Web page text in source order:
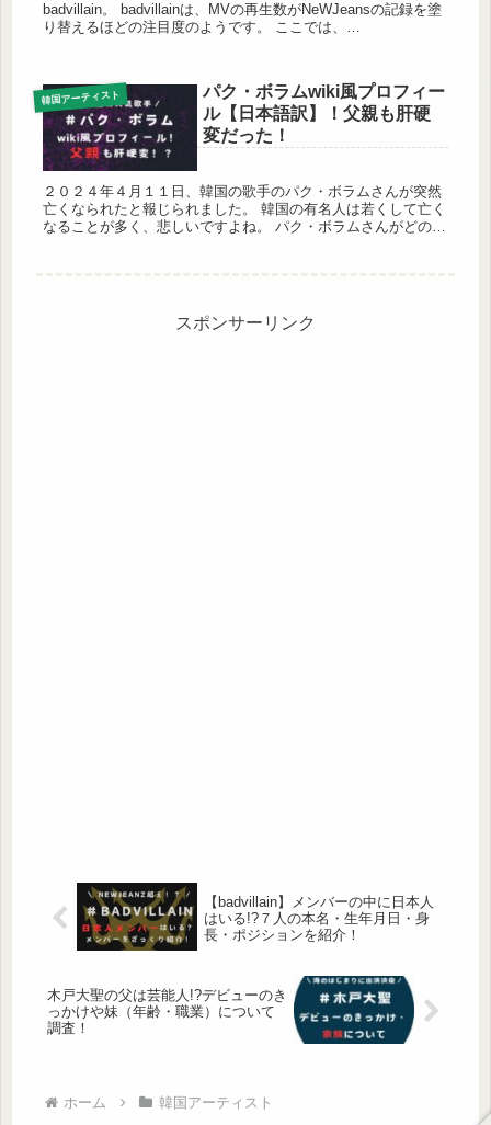
badvillain。 badvillainは、MVの再生数がNeWJeansの記録を塗
り替えるほどの注目度のようです。 ここでは、
韓国アーティスト
パク・ボラムwiki風プロフィー
ル【日本語訳】！父親も肝硬
変だった！
２０２４年４月１１日、韓国の歌手のパク・ボラムさんが突然
亡くなられたと報じられました。 韓国の有名人は若くして亡く
なることが多く、悲しいですよね。 パク・ボラムさんがどのよ
スポンサーリンク
【badvillain】メンバーの中に日本人
はいる!?７人の本名・生年月日・身
長・ポジションを紹介！
木戸大聖の父は芸能人!?デビューのき
っかけや妹（年齢・職業）について
調査！
ホーム 韓国アーティスト